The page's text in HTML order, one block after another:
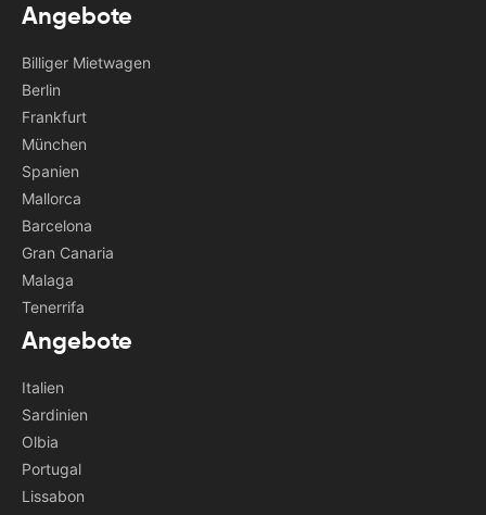
Angebote
Billiger Mietwagen
Berlin
Frankfurt
München
Spanien
Mallorca
Barcelona
Gran Canaria
Malaga
Tenerrifa
Angebote
Italien
Sardinien
Olbia
Portugal
Lissabon